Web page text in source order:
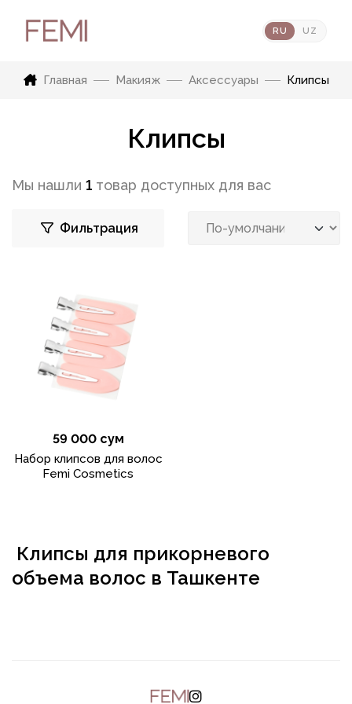
RU UZ
Главная Макияж Аксессуары Клипсы
Клипсы
Мы нашли 1 товар доступных для вас
Фильтрация
59 000 сум
Набор клипсов для волос
Femi Cosmetics
Клипсы для прикорневого
объема волос в Ташкенте